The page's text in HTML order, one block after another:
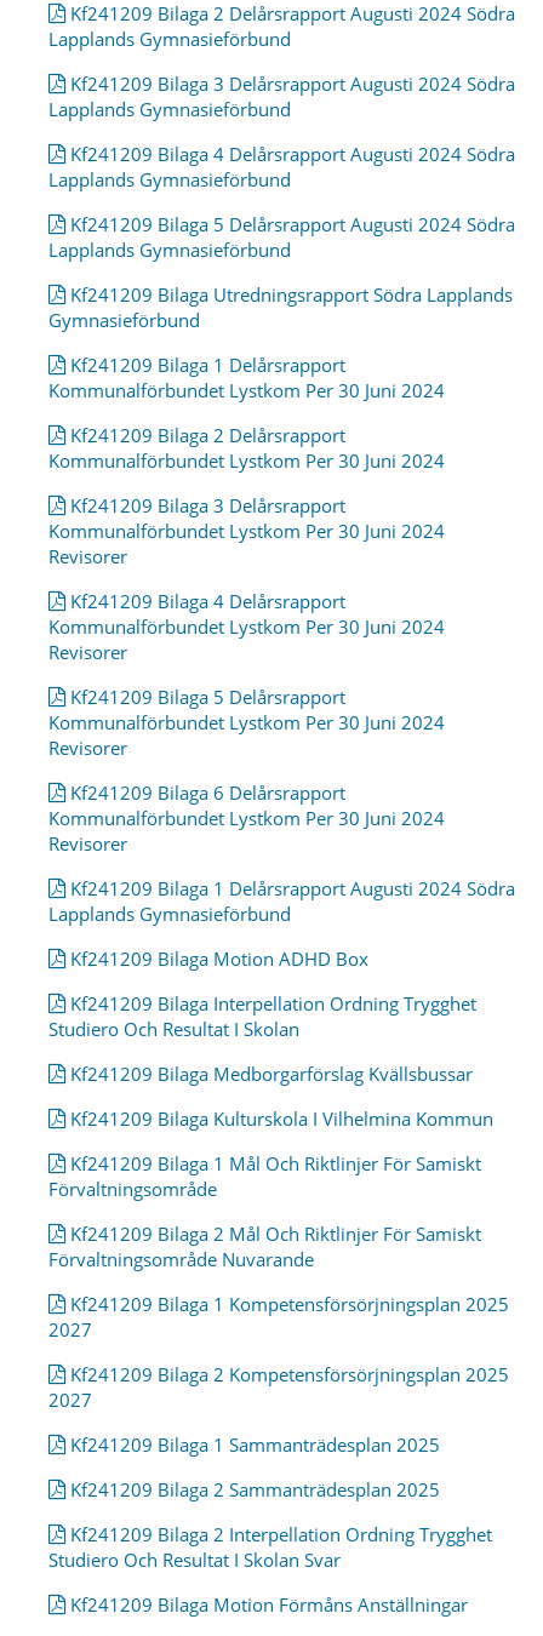
Kf241209 Bilaga 2 Delårsrapport Augusti 2024 Södra
Lapplands Gymnasieförbund
Kf241209 Bilaga 3 Delårsrapport Augusti 2024 Södra
Lapplands Gymnasieförbund
Kf241209 Bilaga 4 Delårsrapport Augusti 2024 Södra
Lapplands Gymnasieförbund
Kf241209 Bilaga 5 Delårsrapport Augusti 2024 Södra
Lapplands Gymnasieförbund
Kf241209 Bilaga Utredningsrapport Södra Lapplands
Gymnasieförbund
Kf241209 Bilaga 1 Delårsrapport
Kommunalförbundet Lystkom Per 30 Juni 2024
Kf241209 Bilaga 2 Delårsrapport
Kommunalförbundet Lystkom Per 30 Juni 2024
Kf241209 Bilaga 3 Delårsrapport
Kommunalförbundet Lystkom Per 30 Juni 2024
Revisorer
Kf241209 Bilaga 4 Delårsrapport
Kommunalförbundet Lystkom Per 30 Juni 2024
Revisorer
Kf241209 Bilaga 5 Delårsrapport
Kommunalförbundet Lystkom Per 30 Juni 2024
Revisorer
Kf241209 Bilaga 6 Delårsrapport
Kommunalförbundet Lystkom Per 30 Juni 2024
Revisorer
Kf241209 Bilaga 1 Delårsrapport Augusti 2024 Södra
Lapplands Gymnasieförbund
Kf241209 Bilaga Motion ADHD Box
Kf241209 Bilaga Interpellation Ordning Trygghet
Studiero Och Resultat I Skolan
Kf241209 Bilaga Medborgarförslag Kvällsbussar
Kf241209 Bilaga Kulturskola I Vilhelmina Kommun
Kf241209 Bilaga 1 Mål Och Riktlinjer För Samiskt
Förvaltningsområde
Kf241209 Bilaga 2 Mål Och Riktlinjer För Samiskt
Förvaltningsområde Nuvarande
Kf241209 Bilaga 1 Kompetensförsörjningsplan 2025
2027
Kf241209 Bilaga 2 Kompetensförsörjningsplan 2025
2027
Kf241209 Bilaga 1 Sammanträdesplan 2025
Kf241209 Bilaga 2 Sammanträdesplan 2025
Kf241209 Bilaga 2 Interpellation Ordning Trygghet
Studiero Och Resultat I Skolan Svar
Kf241209 Bilaga Motion Förmåns Anställningar